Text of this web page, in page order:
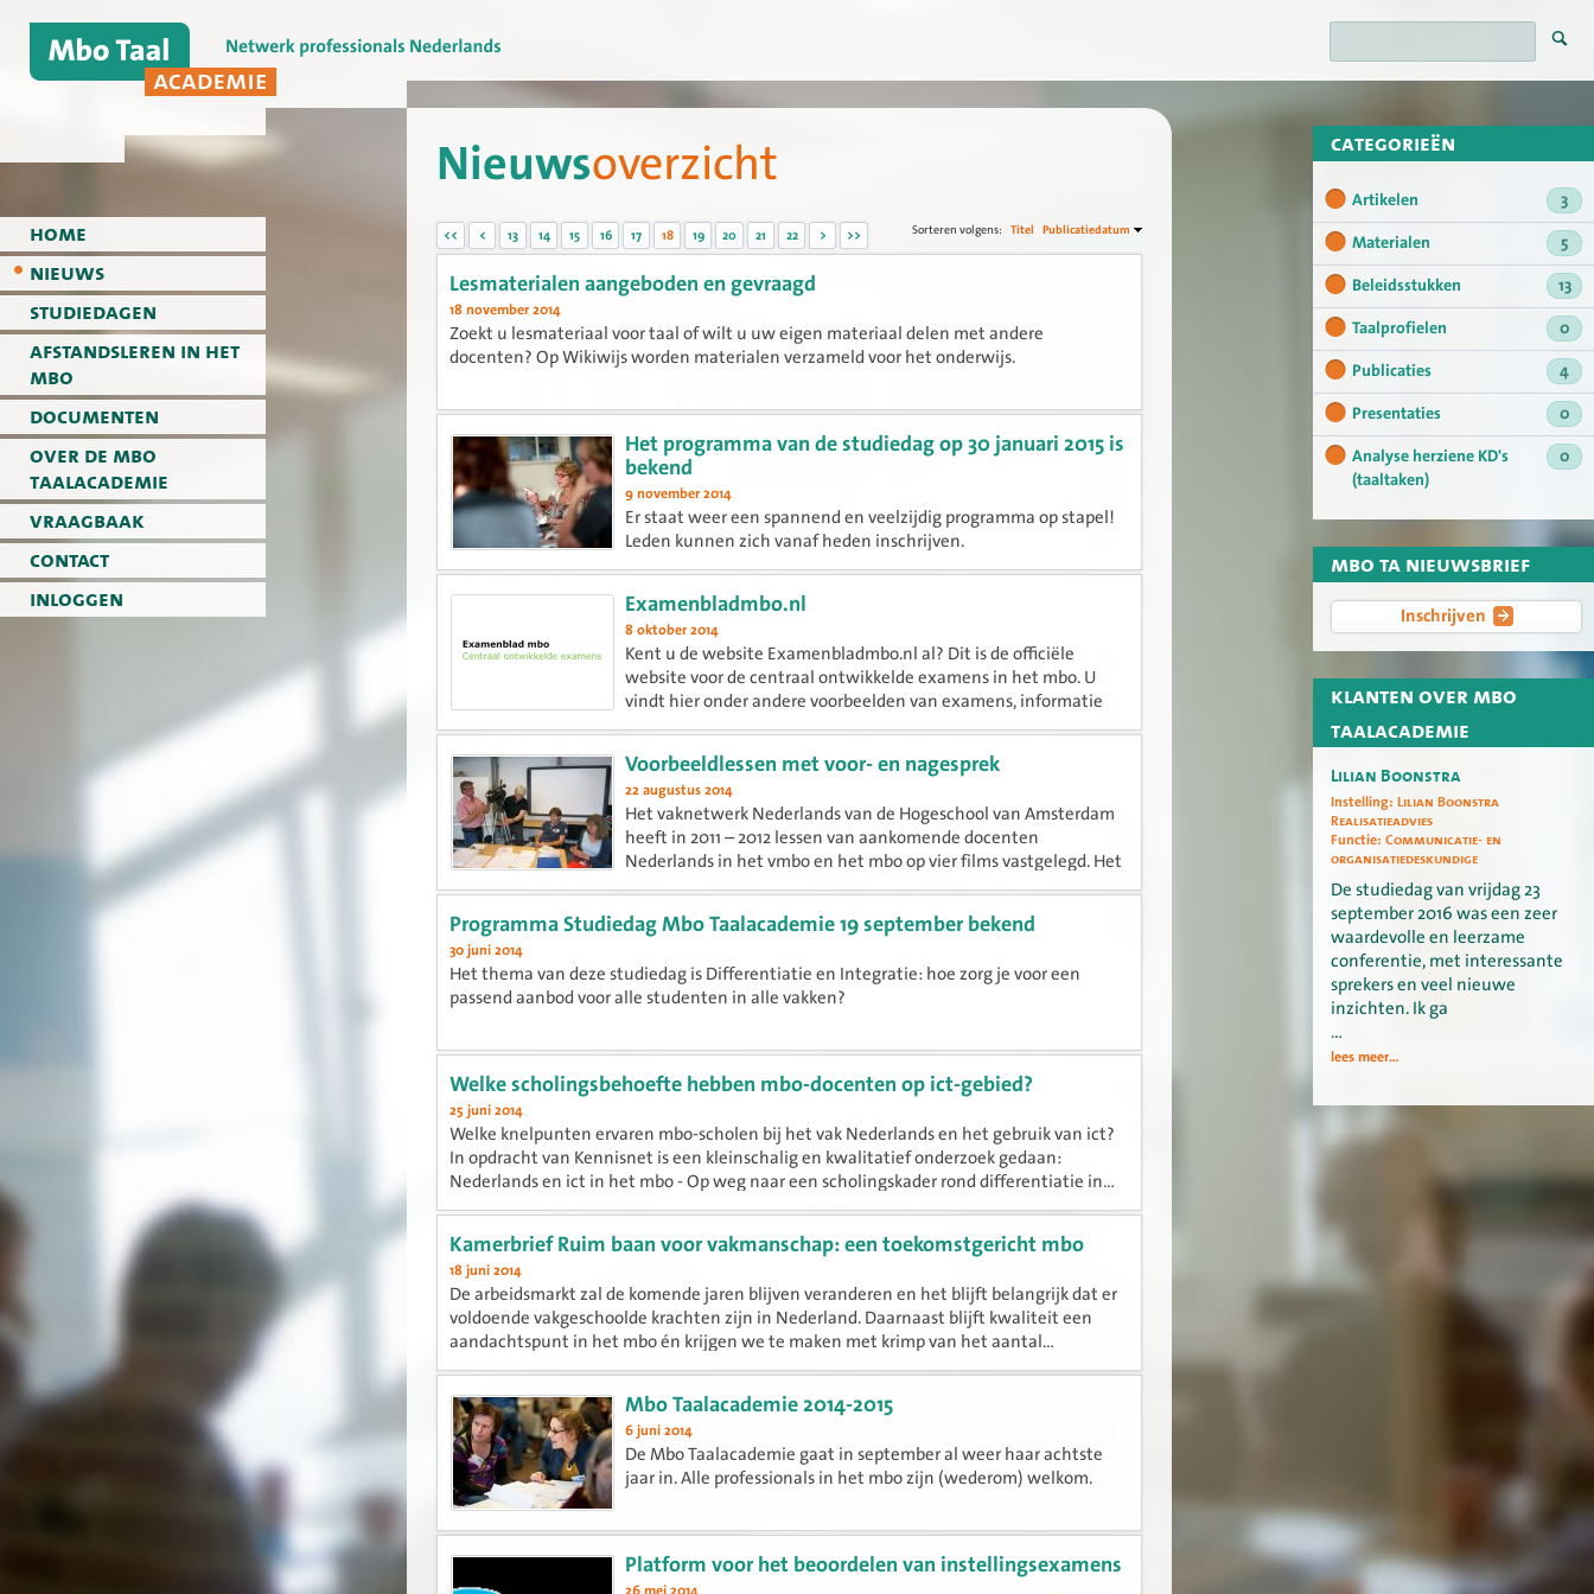
home
nieuws
studiedagen
afstandsleren in het
mbo
documenten
over de mbo
taalacademie
vraagbaak
contact
inloggen
categorieën
Artikelen
3
Materialen
5
Beleidsstukken
13
Taalprofielen
0
Publicaties
4
Presentaties
0
Analyse herziene KD's
(taaltaken)
0
mbo ta nieuwsbrief
Inschrijven
klanten over mbo
taalacademie
Lilian Boonstra
Instelling: Lilian Boonstra
Realisatieadvies
Functie: Communicatie- en
organisatiedeskundige
De studiedag van vrijdag 23
september 2016 was een zeer
waardevolle en leerzame
conferentie, met interessante
sprekers en veel nieuwe
inzichten. Ik ga
…
lees meer...
Nieuwsoverzicht
<< < 13 14 15 16 17 18 19 20 21 22 > >> Sorteren volgens: Titel Publicatiedatum
Lesmaterialen aangeboden en gevraagd
18 november 2014
Zoekt u lesmateriaal voor taal of wilt u uw eigen materiaal delen met andere
docenten? Op Wikiwijs worden materialen verzameld voor het onderwijs.
Het programma van de studiedag op 30 januari 2015 is
bekend
9 november 2014
Er staat weer een spannend en veelzijdig programma op stapel!
Leden kunnen zich vanaf heden inschrijven.
Examenbladmbo.nl
8 oktober 2014
Kent u de website Examenbladmbo.nl al? Dit is de officiële
website voor de centraal ontwikkelde examens in het mbo. U
vindt hier onder andere voorbeelden van examens, informatie
over hoe de afname van de examens plaatsvindt, een...
Voorbeeldlessen met voor- en nagesprek
22 augustus 2014
Het vaknetwerk Nederlands van de Hogeschool van Amsterdam
heeft in 2011 – 2012 lessen van aankomende docenten
Nederlands in het vmbo en het mbo op vier films vastgelegd. Het
zijn educationals waarin experts en aankomende docenten de
hoofdrol...
Programma Studiedag Mbo Taalacademie 19 september bekend
30 juni 2014
Het thema van deze studiedag is Differentiatie en Integratie: hoe zorg je voor een
passend aanbod voor alle studenten in alle vakken?
Welke scholingsbehoefte hebben mbo-docenten op ict-gebied?
25 juni 2014
Welke knelpunten ervaren mbo-scholen bij het vak Nederlands en het gebruik van ict?
In opdracht van Kennisnet is een kleinschalig en kwalitatief onderzoek gedaan:
Nederlands en ict in het mbo - Op weg naar een scholingskader rond differentiatie in...
Kamerbrief Ruim baan voor vakmanschap: een toekomstgericht mbo
18 juni 2014
De arbeidsmarkt zal de komende jaren blijven veranderen en het blijft belangrijk dat er
voldoende vakgeschoolde krachten zijn in Nederland. Daarnaast blijft kwaliteit een
aandachtspunt in het mbo én krijgen we te maken met krimp van het aantal...
Mbo Taalacademie 2014-2015
6 juni 2014
De Mbo Taalacademie gaat in september al weer haar achtste
jaar in. Alle professionals in het mbo zijn (wederom) welkom.
Platform voor het beoordelen van instellingsexamens